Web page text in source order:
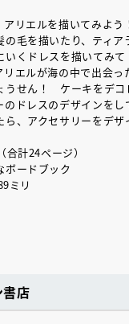
リエルを描いてみよう
毛を描いたり、ティア
くドレスを描いてみて
エルが海の中で出会っ
うせん！ ケーキをデコ
ドレスのデザインをし
、アクセサリーをデザ
計24ページ）
ードブック
ミリ
店